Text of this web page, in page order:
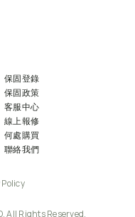
保固登錄
保固政策
客服中心
線上報修
何處購買
聯絡我們
All Rights Reserved.